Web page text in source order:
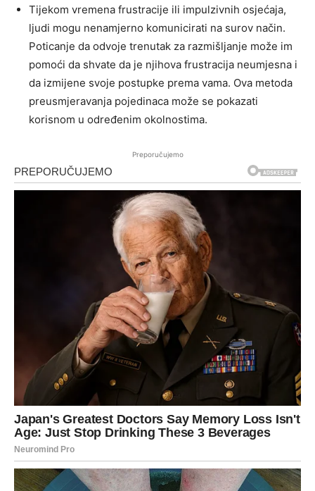
Tijekom vremena frustracije ili impulzivnih osjećaja,
ljudi mogu nenamjerno komunicirati na surov način.
Poticanje da odvoje trenutak za razmišljanje može im
pomoći da shvate da je njihova frustracija neumjesna i
da izmijene svoje postupke prema vama. Ova metoda
preusmjeravanja pojedinaca može se pokazati
korisnom u određenim okolnostima.
Preporučujemo